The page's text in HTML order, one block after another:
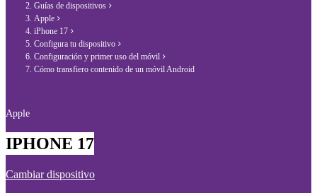
Guías de dispositivos
Apple
iPhone 17
Configura tu dispositivo
Configuración y primer uso del móvil
Cómo transfiero contenido de un móvil Android
Apple
IPHONE 17
Cambiar dispositivo